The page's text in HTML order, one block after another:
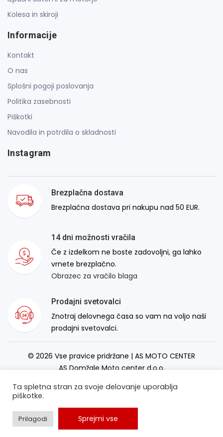
Kolesa in skiroji
Informacije
Kontakt
O nas
Splošni pogoji poslovanja
Politika zasebnosti
Piškotki
Navodila in potrdila o skladnosti
Instagram
Brezplačna dostava
Brezplačna dostava pri nakupu nad 50 EUR.
14 dni možnosti vračila
Če z izdelkom ne boste zadovoljni, ga lahko
vrnete brezplačno.
Obrazec za vračilo blaga
Prodajni svetovalci
Znotraj delovnega časa so vam na voljo naši
prodajni svetovalci.
© 2026 Vse pravice pridržane | AS MOTO CENTER
AS Domžale Moto center d.o.o.
Ta spletna stran za svoje delovanje uporablja
piškotke.
Prilagodi Sprejmi vse